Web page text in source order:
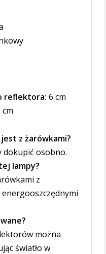
reflektora: 6 cm
cm
z żarówkami?
dokupić osobno.
lampy?
z
można
światło w